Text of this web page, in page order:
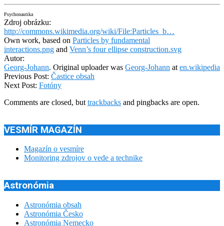
Psychonautika
Zdroj obrázku:
http://commons.wikimedia.org/wiki/File:Particles_b…
Own work, based on Particles by fundamental
interactions.png and Venn’s four ellipse construction.svg
Autor:
Georg-Johann. Original uploader was Georg-Johann at en.wikipedia
2012-
11-
Previous Post: Častice obsah
Next Post: Fotóny
Comments are closed, but trackbacks and pingbacks are open.
VESMÍR MAGAZÍN
Magazín o vesmíre
Monitoring zdrojov o vede a technike
Astronómia
Astronómia obsah
Astronómia Česko
Astronómia Nemecko